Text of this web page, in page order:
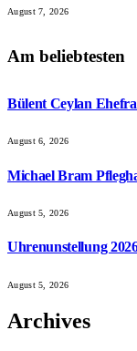
August 7, 2026
Am beliebtesten
Bülent Ceylan
August 6, 2026
Michael Bram
August 5, 2026
Uhrenunstellung
August 5, 2026
Archives